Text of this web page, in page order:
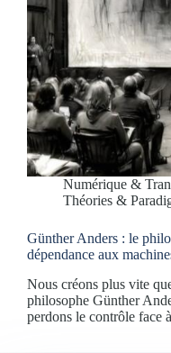
Numérique &
Théories &
Günther Anders : le
dépendance aux
Nous créons plus vite
philosophe Günther
perdons le contrôle face